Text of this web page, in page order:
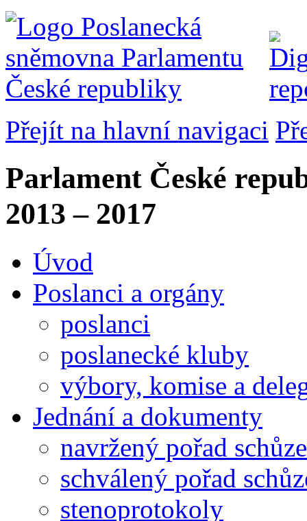
Přejít na hlavní navigaci
Parlament České
2013 – 2017
Úvod
Poslanci a orgány
poslanci
poslanecké kluby
výbory, komise a
Jednání a dokumenty
navržený pořad schůze
schválený pořad
stenoprotokoly